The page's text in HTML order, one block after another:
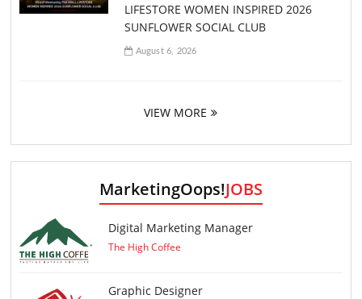
LIFESTORE WOMEN INSPIRED 2026
SUNFLOWER SOCIAL CLUB
August 6, 2026
VIEW MORE
MarketingOops!JOBS
Digital Marketing Manager
The High Coffee
Graphic Designer